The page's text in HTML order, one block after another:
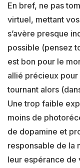
En bref, ne pas
virtuel, mettant
s’avère presque
possible (pensez
est bon pour le
allié précieux
tournant alors
Une trop faible
moins de
de dopamine et
responsable de la
leur espérance de